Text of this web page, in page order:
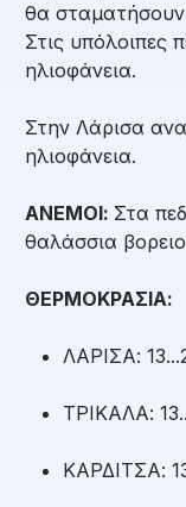
θα σταματήσουν
Στις υπόλοιπες
ηλιοφάνεια.
Στην Λάρισα
ηλιοφάνεια.
ΑΝΕΜΟΙ: Στα
θαλάσσια
ΘΕΡΜΟΚΡΑΣΙΑ:
ΛΑΡΙΣΑ:
ΤΡΙΚΑΛΑ:
ΚΑΡΔΙΤΣΑ: